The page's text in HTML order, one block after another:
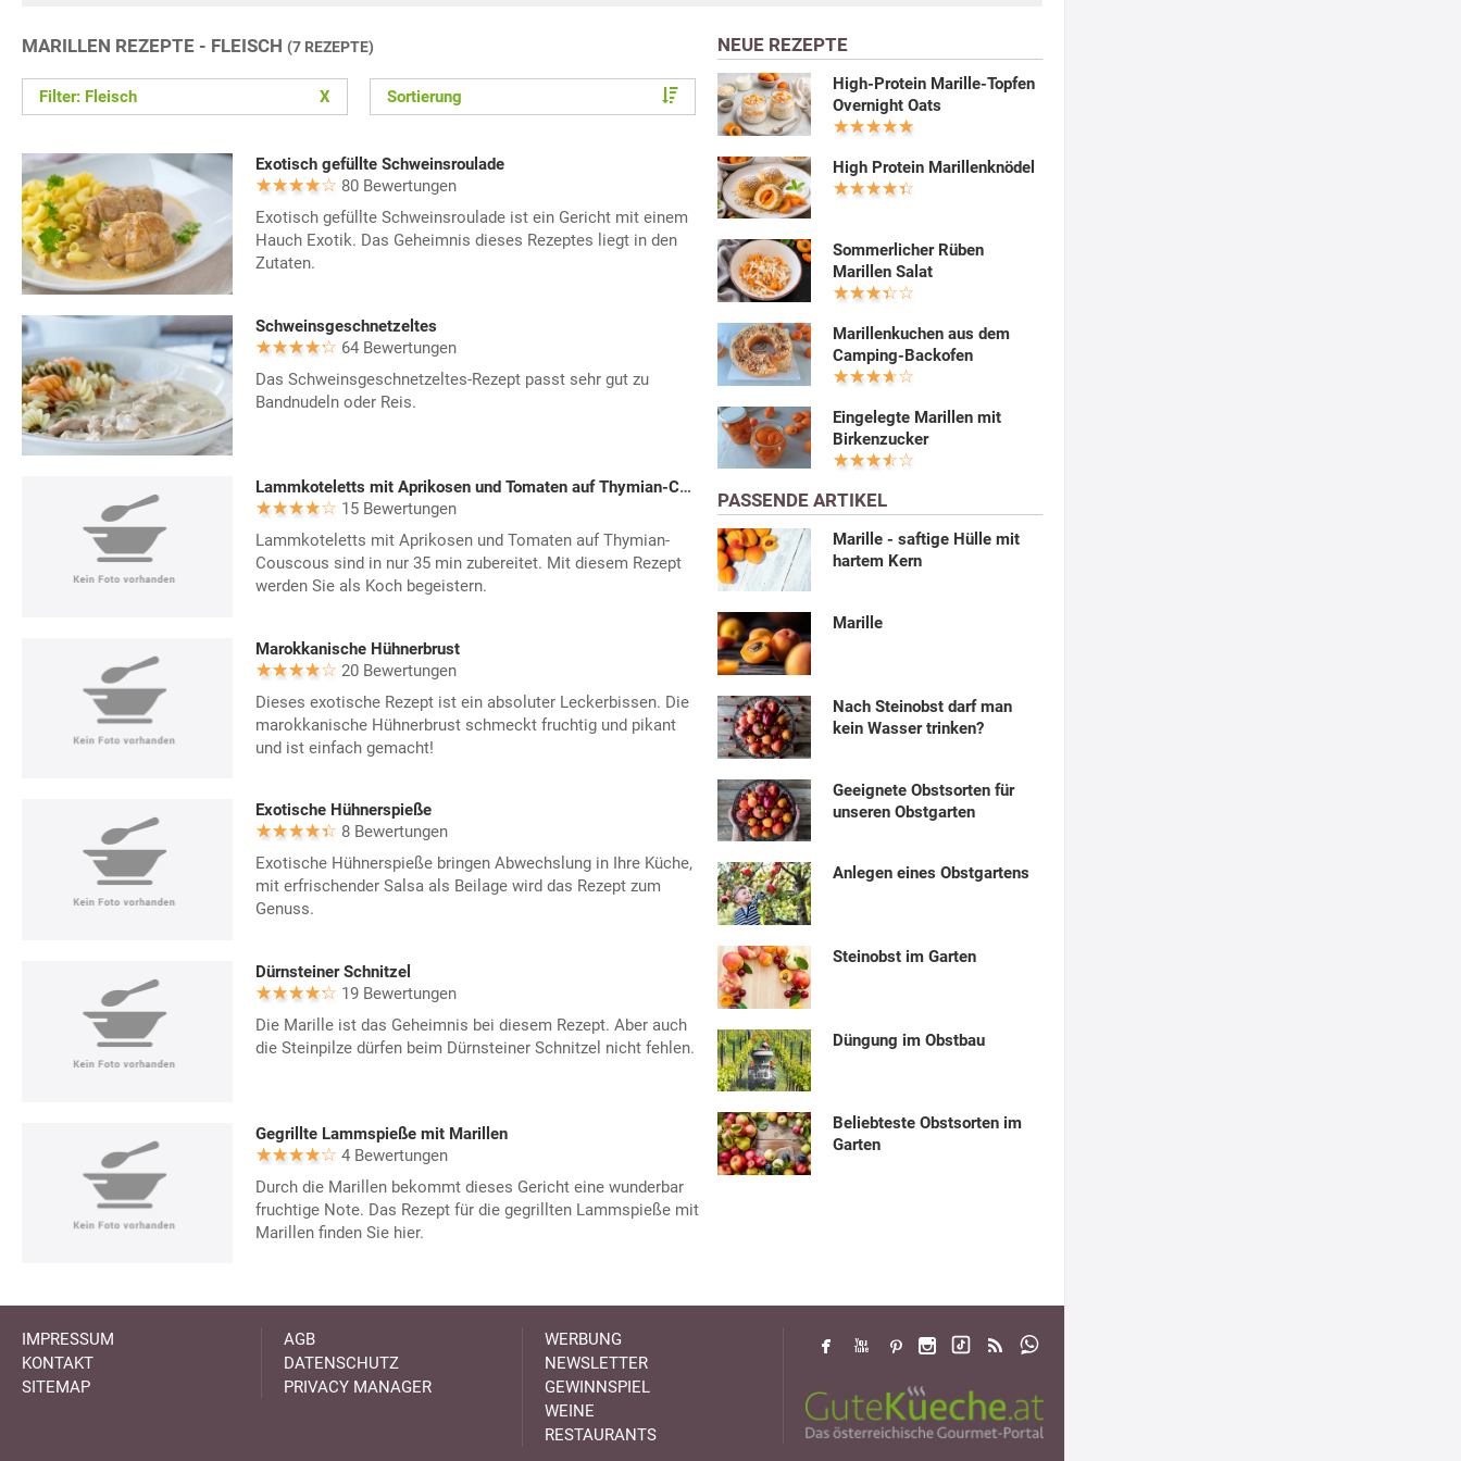
MARILLEN REZEPTE - FLEISCH (7 REZEPTE)
Filter: Fleisch X Sortierung
Exotisch gefüllte Schweinsroulade
80 Bewertungen
Exotisch gefüllte Schweinsroulade ist ein Gericht mit einem
Hauch Exotik. Das Geheimnis dieses Rezeptes liegt in den
Zutaten.
Schweinsgeschnetzeltes
64 Bewertungen
Das Schweinsgeschnetzeltes-Rezept passt sehr gut zu
Bandnudeln oder Reis.
Lammkoteletts mit Aprikosen und Tomaten auf Thymian-Couscous
15 Bewertungen
Lammkoteletts mit Aprikosen und Tomaten auf Thymian-
Couscous sind in nur 35 min zubereitet. Mit diesem Rezept
werden Sie als Koch begeistern.
Marokkanische Hühnerbrust
20 Bewertungen
Dieses exotische Rezept ist ein absoluter Leckerbissen. Die
marokkanische Hühnerbrust schmeckt fruchtig und pikant
und ist einfach gemacht!
Exotische Hühnerspieße
8 Bewertungen
Exotische Hühnerspieße bringen Abwechslung in Ihre Küche,
mit erfrischender Salsa als Beilage wird das Rezept zum
Genuss.
Dürnsteiner Schnitzel
19 Bewertungen
Die Marille ist das Geheimnis bei diesem Rezept. Aber auch
die Steinpilze dürfen beim Dürnsteiner Schnitzel nicht fehlen.
Gegrillte Lammspieße mit Marillen
4 Bewertungen
Durch die Marillen bekommt dieses Gericht eine wunderbar
fruchtige Note. Das Rezept für die gegrillten Lammspieße mit
Marillen finden Sie hier.
NEUE REZEPTE
High-Protein Marille-Topfen
Overnight Oats
High Protein Marillenknödel
Sommerlicher Rüben
Marillen Salat
Marillenkuchen aus dem
Camping-Backofen
Eingelegte Marillen mit
Birkenzucker
PASSENDE ARTIKEL
Marille - saftige Hülle mit
hartem Kern
Marille
Nach Steinobst darf man
kein Wasser trinken?
Geeignete Obstsorten für
unseren Obstgarten
Anlegen eines Obstgartens
Steinobst im Garten
Düngung im Obstbau
Beliebteste Obstsorten im
Garten
IMPRESSUM
KONTAKT
SITEMAP
AGB
DATENSCHUTZ
PRIVACY MANAGER
WERBUNG
NEWSLETTER
GEWINNSPIEL
WEINE
RESTAURANTS